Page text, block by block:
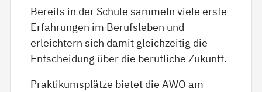
Bereits in der Schule sammeln viele erste
Erfahrungen im Berufsleben und
erleichtern sich damit gleichzeitig die
Entscheidung über die berufliche Zukunft.
Praktikumsplätze bietet die AWO am